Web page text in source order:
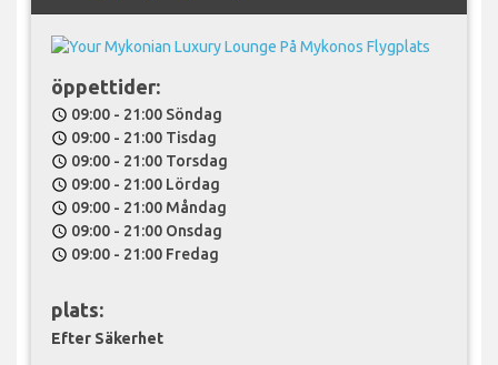
öppettider:
schedule 09:00 - 21:00 Söndag
schedule 09:00 - 21:00 Tisdag
schedule 09:00 - 21:00 Torsdag
schedule 09:00 - 21:00 Lördag
schedule 09:00 - 21:00 Måndag
schedule 09:00 - 21:00 Onsdag
schedule 09:00 - 21:00 Fredag
plats:
Efter Säkerhet